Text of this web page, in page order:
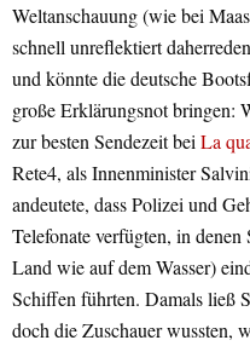
Weltanschauung (wie bei
schnell unreflektiert
und könnte die deutsche
große Erklärungsnot bringen:
zur besten Sendezeit bei La
Rete4, als Innenminister
andeutete, dass Polizei und
Telefonate verfügten, in
Land wie auf dem Wasser)
Schiffen führten. Damals ließ
doch die Zuschauer wussten,